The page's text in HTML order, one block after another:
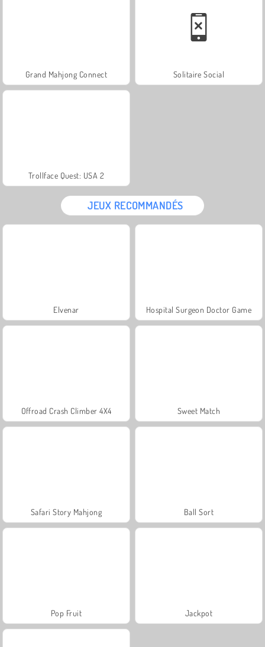
Grand Mahjong Connect Solitaire Social
Trollface Quest: USA 2
JEUX RECOMMANDÉS
Elvenar Hospital Surgeon Doctor Game
Offroad Crash Climber 4X4 Sweet Match
Safari Story Mahjong Ball Sort
Pop Fruit Jackpot